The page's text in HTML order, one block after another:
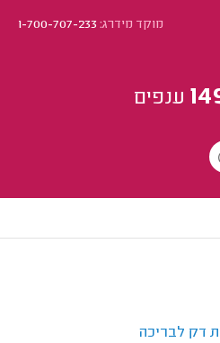
מוקד מידרג:1-700-707-233
ענפים
דק לבריכה